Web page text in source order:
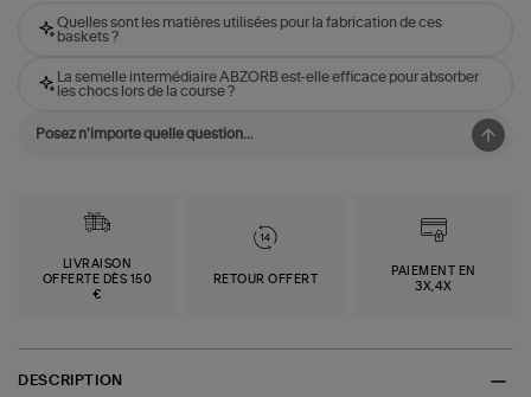
Quelles sont les matières utilisées pour la fabrication de ces
baskets ?
La semelle intermédiaire ABZORB est-elle efficace pour absorber
les chocs lors de la course ?
LIVRAISON
OFFERTE DÈS 150
€
RETOUR OFFERT
PAIEMENT EN
3X,4X
DESCRIPTION